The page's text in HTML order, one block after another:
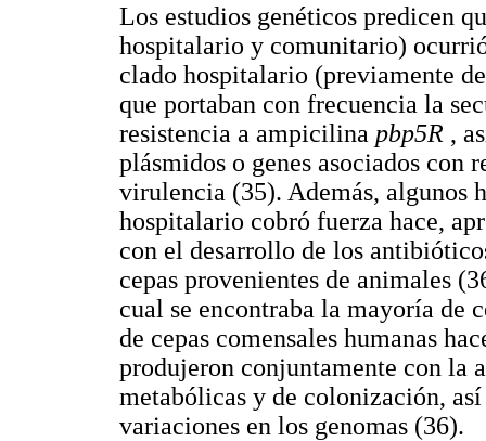
Los estudios genéticos predicen
hospitalario y comunitario)
clado hospitalario (previamente
que portaban con frecuencia la
resistencia a ampicilina pbp5R ,
plásmidos o genes asociados
virulencia (35). Además, algunos
hospitalario cobró fuerza hace,
con el desarrollo de los
cepas provenientes de animales
cual se encontraba la mayoría de
de cepas comensales humanas
produjeron conjuntamente con la
metabólicas y de colonización,
variaciones en los genomas (36).